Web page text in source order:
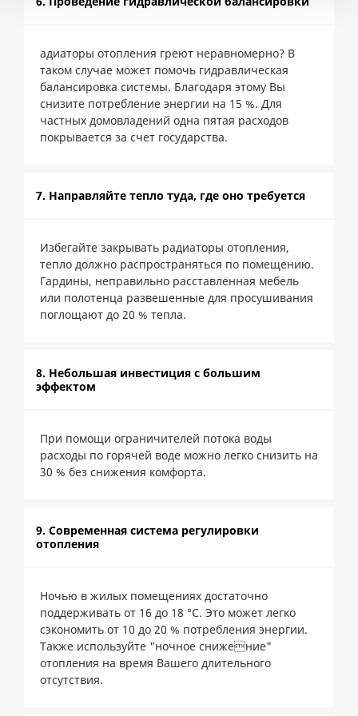
адиаторы отопления греют неравномерно? В
таком случае может помочь гидравлическая
балансировка системы. Благодаря этому Вы
снизите потребление энергии на 15 %. Для
частных домовладений одна пятая расходов
покрывается за счет государства.
7. Направляйте тепло туда, где оно требуется
Избегайте закрывать радиаторы отопления,
тепло должно распространяться по помещению.
Гардины, неправильно расставленная мебель
или полотенца развешенные для просушивания
поглощают до 20 % тепла.
8. Небольшая инвестиция с большим
эффектом
При помощи ограничителей потока воды
расходы по горячей воде можно легко снизить на
30 % без снижения комфорта.
9. Современная система регулировки
отопления
Ночью в жилых помещениях достаточно
поддерживать от 16 до 18 °C. Это может легко
сэкономить от 10 до 20 % потребления энергии.
Также используйте "ночное снижение"
отопления на время Вашего длительного
отсутствия.